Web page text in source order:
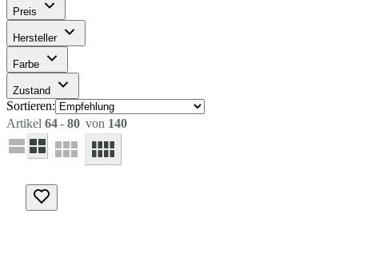
Preis
Hersteller
Farbe
Zustand
Sortieren:
Artikel 64- 80 von 140